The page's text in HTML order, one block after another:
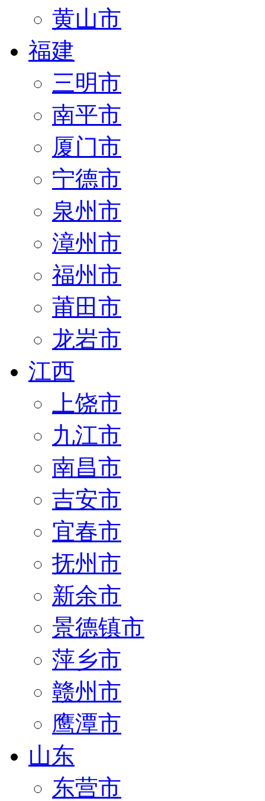
黄山市
福建
三明市
南平市
厦门市
宁德市
泉州市
漳州市
福州市
莆田市
龙岩市
江西
上饶市
九江市
南昌市
吉安市
宜春市
抚州市
新余市
景德镇市
萍乡市
赣州市
鹰潭市
山东
东营市